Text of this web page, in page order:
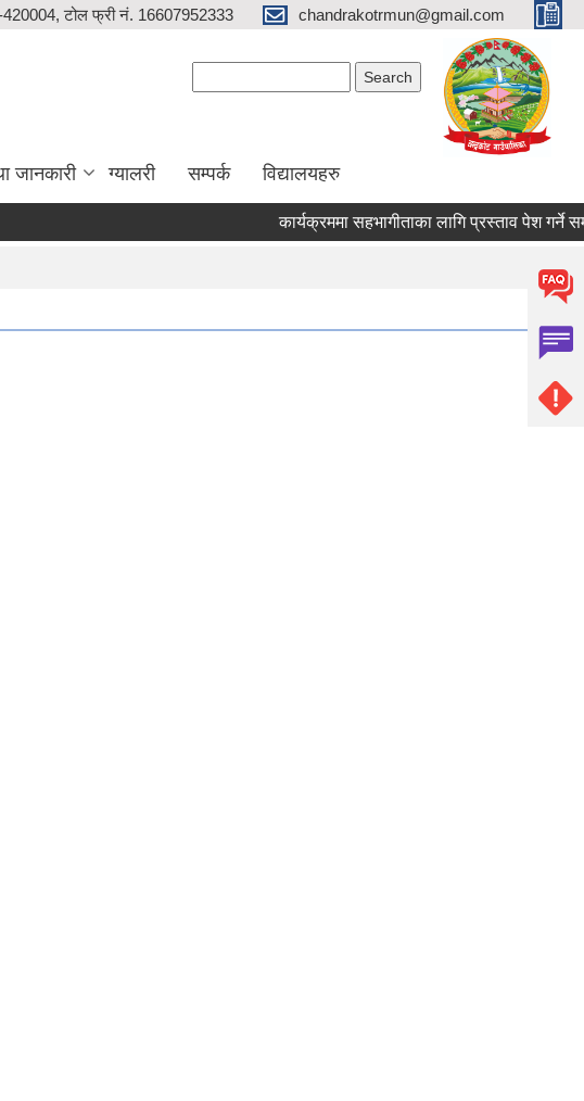
टोल फ्री नं. 16607952333 chandrakotrmun@gmail.com
जानकारी ग्यालरी सम्पर्क विद्यालयहरु
कार्यक्रममा सहभागीताका लागि प्रस्ताव पेश गर्ने